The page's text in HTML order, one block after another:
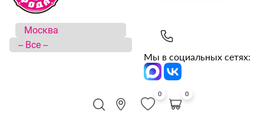
Мы в социальных сетях:
0 0